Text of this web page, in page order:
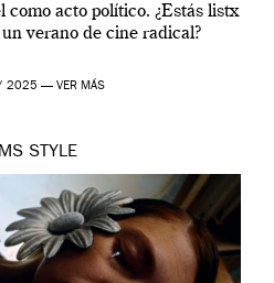
como acto político. ¿Estás listx
verano de cine radical?
2025 — VER MÁS
STYLE